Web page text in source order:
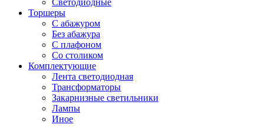
Светодиодные
Торшеры
С абажуром
Без абажура
С плафоном
Со столиком
Комплектующие
Лента светодиодная
Трансформаторы
Закарнизные светильники
Лампы
Иное